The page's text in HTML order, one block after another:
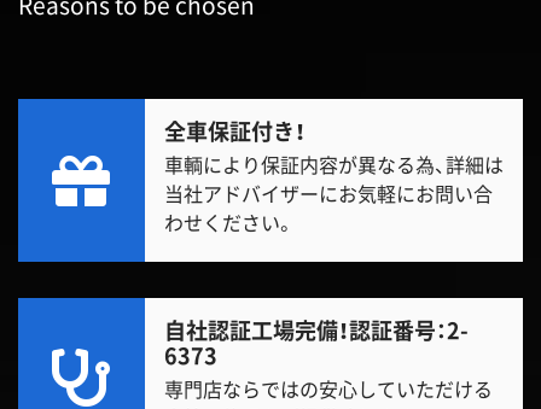
全車保証付き！
車輌により保証内容が異なる為、詳細は
当社アドバイザーにお気軽にお問い合
わせください。
自社認証工場完備！認証番号：2-
6373
専門店ならではの安心していただける